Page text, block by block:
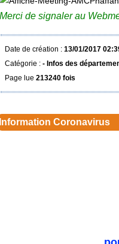
Merci de signaler au
Date de création : 13/01/2017
Catégorie : - Infos des
Page lue 213240 fois
Information Coronavirus